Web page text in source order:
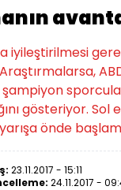
iyileştirilmesi
şampiyon
gösteriyor. Sol
önde
23.11.2017 - 15:11
24.11.2017 -